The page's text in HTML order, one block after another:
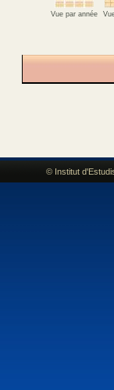
Vue par année
© Institut